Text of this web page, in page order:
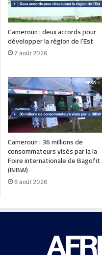
Cameroun : deux accords pour
développer la région de l’Est
7 août 2026
Cameroun : 36 millions de
consommateurs visés par la la
Foire internationale de Bagofit
(BIBW)
6 août 2026